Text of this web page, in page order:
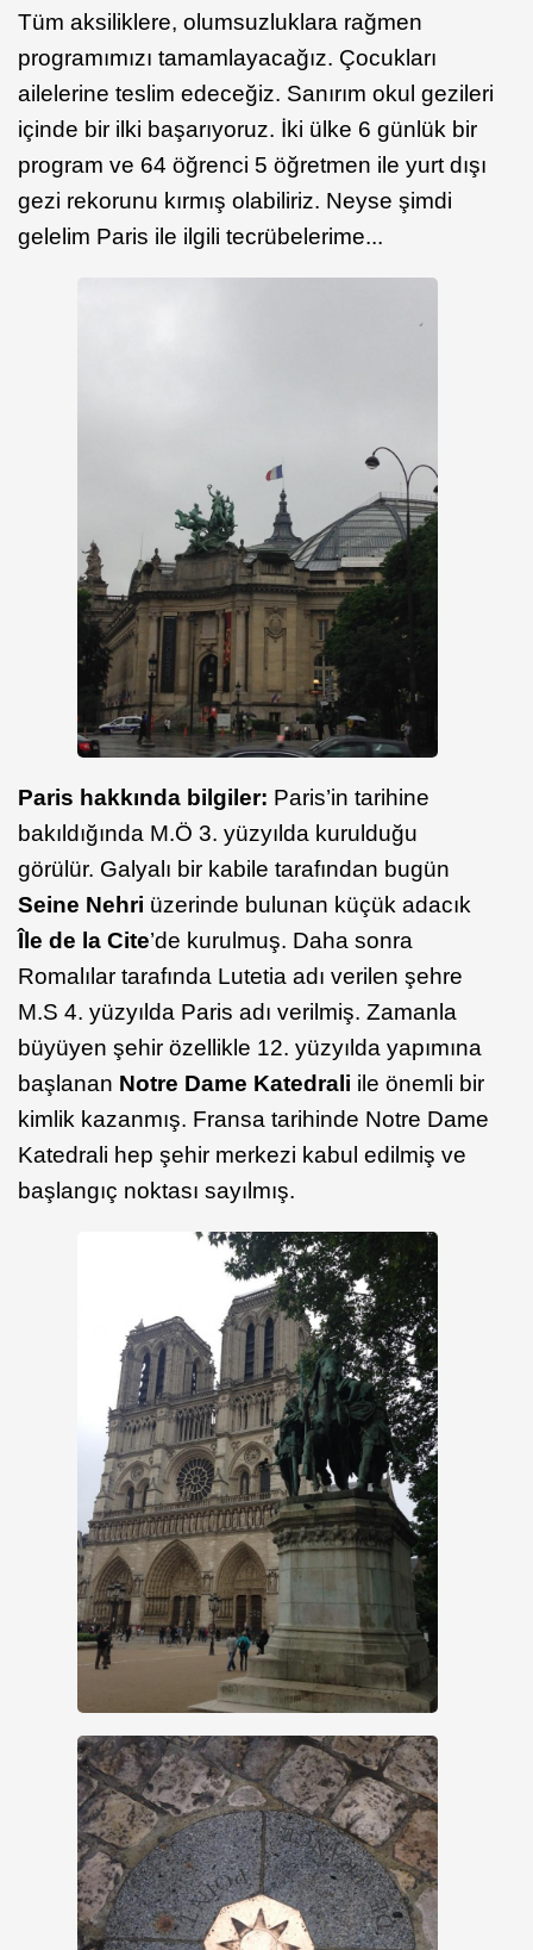
Tüm aksiliklere, olumsuzluklara rağmen
programımızı tamamlayacağız. Çocukları
ailelerine teslim edeceğiz. Sanırım okul gezileri
içinde bir ilki başarıyoruz. İki ülke 6 günlük bir
program ve 64 öğrenci 5 öğretmen ile yurt dışı
gezi rekorunu kırmış olabiliriz. Neyse şimdi
gelelim Paris ile ilgili tecrübelerime...
Paris hakkında bilgiler: Paris’in tarihine
bakıldığında M.Ö 3. yüzyılda kurulduğu
görülür. Galyalı bir kabile tarafından bugün
Seine Nehri üzerinde bulunan küçük adacık
Île de la Cite’de kurulmuş. Daha sonra
Romalılar tarafında Lutetia adı verilen şehre
M.S 4. yüzyılda Paris adı verilmiş. Zamanla
büyüyen şehir özellikle 12. yüzyılda yapımına
başlanan Notre Dame Katedrali ile önemli bir
kimlik kazanmış. Fransa tarihinde Notre Dame
Katedrali hep şehir merkezi kabul edilmiş ve
başlangıç noktası sayılmış.